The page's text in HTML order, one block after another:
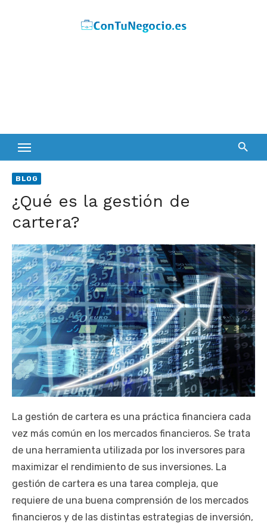
BLOG
¿Qué es la gestión de
cartera?
La gestión de cartera es una práctica financiera cada
vez más común en los mercados financieros. Se trata
de una herramienta utilizada por los inversores para
maximizar el rendimiento de sus inversiones. La
gestión de cartera es una tarea compleja, que
requiere de una buena comprensión de los mercados
financieros y de las distintas estrategias de inversión,